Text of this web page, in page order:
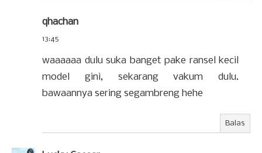
qhachan
13:45
waaaaaa dulu suka banget pake ransel kecil
model gini, sekarang vakum dulu.
bawaannya sering segambreng hehe
Balas